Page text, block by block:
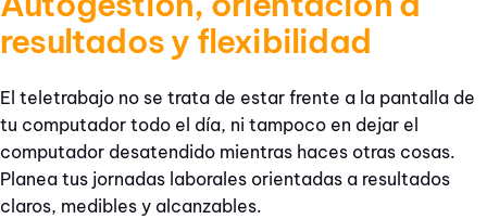
resultados y flexibilidad
El teletrabajo no se trata de estar frente a la pantalla de
tu computador todo el día, ni tampoco en dejar el
computador desatendido mientras haces otras cosas.
Planea tus jornadas laborales orientadas a resultados
claros, medibles y alcanzables.